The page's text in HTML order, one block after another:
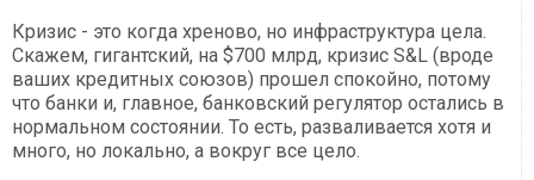
Кризис - это когда хреново, но инфраструктура цела.
Скажем, гигантский, на $700 млрд, кризис S&L (вроде
ваших кредитных союзов) прошел спокойно, потому
что банки и, главное, банковский регулятор остались в
нормальном состоянии. То есть, разваливается хотя и
много, но локально, а вокруг все цело.